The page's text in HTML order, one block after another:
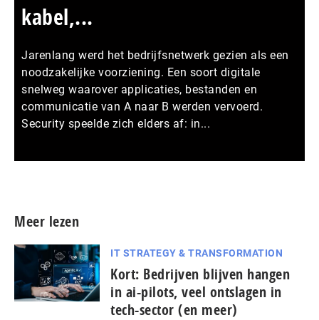
kabel,...
Jarenlang werd het bedrijfsnetwerk gezien als een
noodzakelijke voorziening. Een soort digitale
snelweg waarover applicaties, bestanden en
communicatie van A naar B werden vervoerd.
Security speelde zich elders af: in...
Meer lezen
IT STRATEGY & TRANSFORMATION
Kort: Bedrijven blijven hangen
in ai-pilots, veel ontslagen in
tech-sector (en meer)